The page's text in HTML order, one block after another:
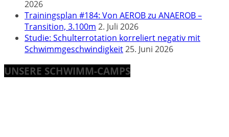
2026
Trainingsplan #184: Von AEROB zu ANAEROB –
Transition, 3.100m 2. Juli 2026
Studie: Schulterrotation korreliert negativ mit
Schwimmgeschwindigkeit25. Juni 2026
UNSERE SCHWIMM-CAMPS